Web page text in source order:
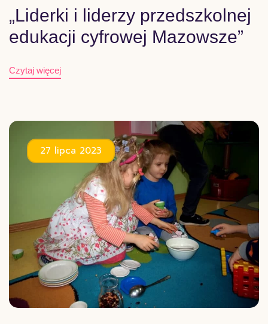
„Liderki i liderzy przedszkolnej
edukacji cyfrowej Mazowsze”
Czytaj więcej
27 lipca 2023